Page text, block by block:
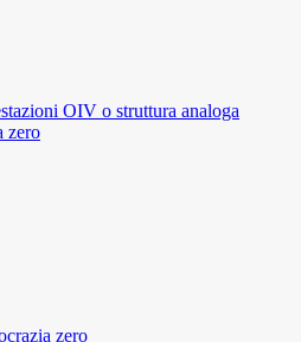
OIV o struttura analoga
zero
zero